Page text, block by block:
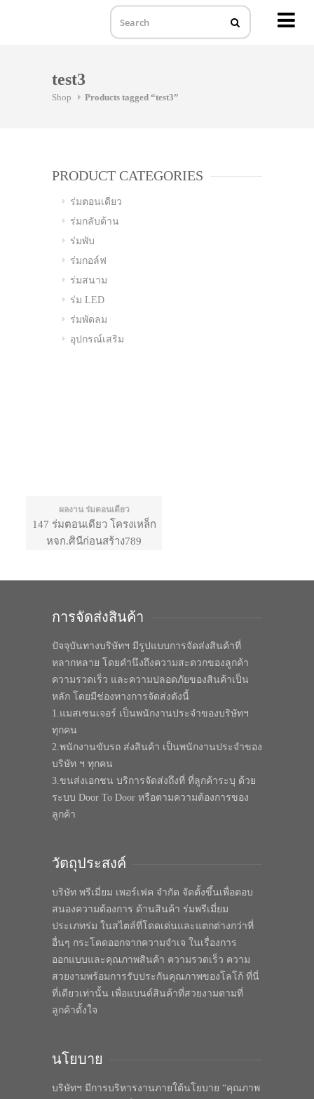
test3
Shop Products tagged “test3”
PRODUCT CATEGORIES
ร่มตอนเดียว
ร่มกลับด้าน
ร่มพับ
ร่มกอล์ฟ
ร่มสนาม
ร่ม LED
ร่มพัดลม
อุปกรณ์เสริม
ผลงาน ร่มตอนเดียว
147 ร่มตอนเดียว โครงเหล็ก
หจก.ศินีก่อนสร้าง789
การจัดส่งสินค้า
ปัจจุบันทางบริษัทฯ มีรูปแบบการจัดส่งสินค้าที่
หลากหลาย โดยคำนึงถึงความสะดวกของลูกค้า
ความรวดเร็ว และความปลอดภัยของสินค้าเป็น
หลัก โดยมีช่องทางการจัดส่งดังนี้
1.แมสเซนเจอร์ เป็นพนักงานประจำของบริษัทฯ
ทุกคน
2.พนักงานขับรถ ส่งสินค้า เป็นพนักงานประจำของ
บริษัท ฯ ทุกคน
3.ขนส่งเอกชน บริการจัดส่งถึงที่ ที่ลูกค้าระบุ ด้วย
ระบบ Door To Door หรือตามความต้องการของ
ลูกค้า
วัตถุประสงค์
บริษัท พรีเมี่ยม เพอร์เฟค จำกัด จัดตั้งขึ้นเพื่อตอบ
สนองความต้องการ ด้านสินค้า ร่มพรีเมี่ยม
ประเภทร่ม ในสไตล์ที่โดดเด่นและแตกต่างกว่าที่
อื่นๆ กระโดดออกจากความจำเจ ในเรื่องการ
ออกแบบและคุณภาพสินค้า ความรวดเร็ว ความ
สวยงามพร้อมการรับประกันคุณภาพของโลโก้ ที่นี่
ที่เดียวเท่านั้น เพื่อแบนด์สินค้าที่สวยงามตามที่
ลูกค้าตั้งใจ
นโยบาย
บริษัทฯ มีการบริหารงานภายใต้นโยบาย “คุณภาพ